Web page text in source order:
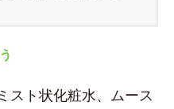
スト状化粧水、ムース